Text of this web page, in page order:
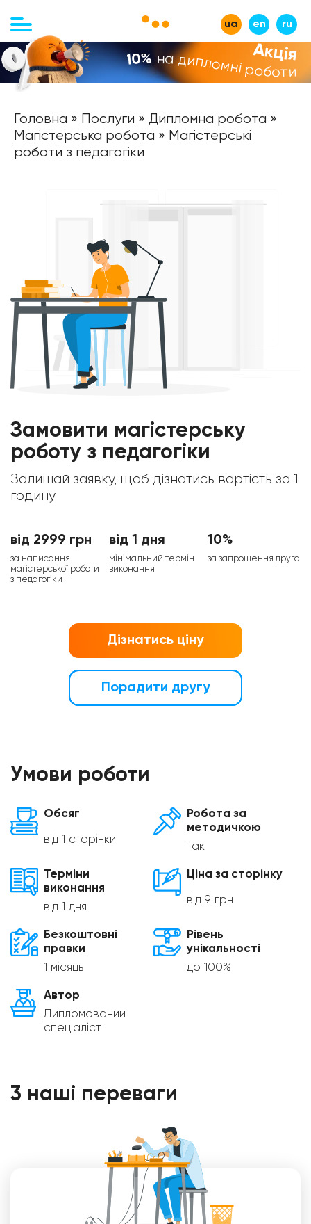
ua en ru
Акція
-10% на дипломні роботи
Головна » Послуги » Дипломна робота »
Магістерська робота » Магістерські
роботи з педагогіки
Замовити магістерську
роботу з педагогіки
Залишай заявку, щоб дізнатись вартість за 1
годину
від 2999 грн
за написання
магістерської роботи
з педагогіки
від 1 дня
мінімальний термін
виконання
10%
за запрошення друга
Дізнатись ціну
Порадити другу
Умови роботи
Обсяг
від 1 сторінки
Робота за
методичкою
Так
Терміни
виконання
від 1 дня
Ціна за сторінку
від 9 грн
Безкоштовні
правки
1 місяць
Рівень
унікальності
до 100%
Автор
Дипломований
спеціаліст
3 наші переваги